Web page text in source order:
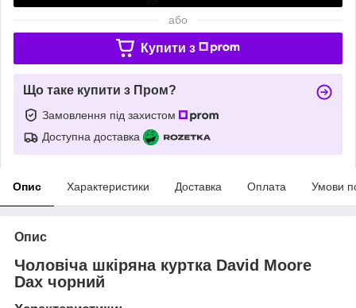
або
Купити з
Що таке купити з Пром?
Замовлення під захистом
Доступна доставка
Опис Характеристики Доставка Оплата Умови
Опис
Чоловіча шкіряна куртка David Moore
Dax чорний